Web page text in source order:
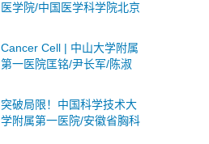
医学院/中国医学科学院北京
在诊断标志物和治疗靶点
Cancer Cell | 中山大学附属
第一医院匡铭/尹长军/陈淑
激活局部乙肝病毒B细胞应
答
突破局限！中国科学技术大
学附属第一医院/安徽省胸科